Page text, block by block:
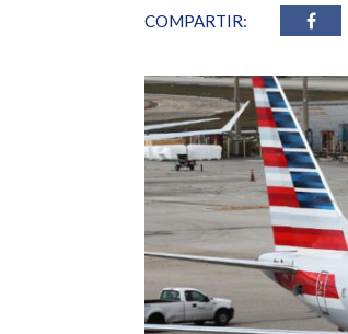
COMPARTIR: